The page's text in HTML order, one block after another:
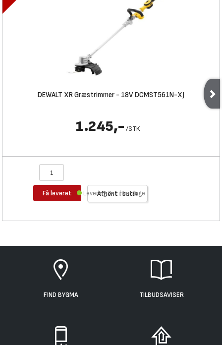
DEWALT XR Græstrimmer - 18V DCMST561N-XJ
1.245,- /STK
Få leveret Afhent i butik
Levering 0-1 hverdage
FIND BYGMA TILBUDSAVISER